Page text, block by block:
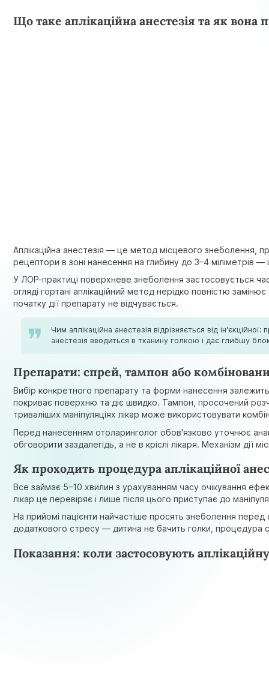
Що таке аплікаційна анестезія та як вона
Аплікаційна анестезія — це метод місцевого знеболення,
рецептори в зоні нанесення на глибину до 3–4 міліметрів
У ЛОР-практиці поверхневе знеболення застосовується
огляді гортані аплікаційний метод нерідко повністю
початку дії препарату не відчувається.
Чим аплікаційна анестезія відрізняється від
анестезія вводиться в тканину голкою і дає глибшу
Препарати: спрей, тампон або
Вибір конкретного препарату та форми нанесення
покриває поверхню та діє швидко. Тампон, просочений
триваліших маніпуляціях лікар може використовувати
Перед нанесенням отоларинголог обов'язково уточнює
обговорити заздалегідь, а не в кріслі лікаря. Механізм дії
Як проходить процедура аплікаційної
Все займає 5–10 хвилин з урахуванням часу очікування
лікар це перевіряє і лише після цього приступає до
На прийомі пацієнти найчастіше просять знеболення
додаткового стресу — дитина не бачить голки, процедура
Показання: коли застосовують